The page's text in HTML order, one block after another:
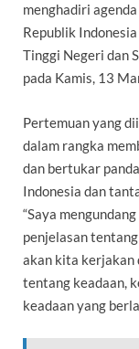
menghadiri
Republik
Tinggi Negeri dan
pada Kamis, 13
Pertemuan yang
dalam rangka
dan bertukar
Indonesia dan
“Saya
penjelasan
akan kita kerjakan
tentang keadaan,
keadaan yang